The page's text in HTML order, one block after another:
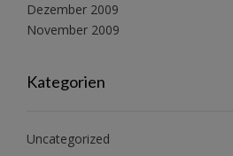
Dezember 2009
November 2009
Kategorien
Uncategorized